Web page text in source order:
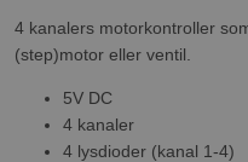
4 kanalers motorkontroller
(step)motor eller ventil.
5V DC
4 kanaler
4 lysdioder (kanal 1-4)